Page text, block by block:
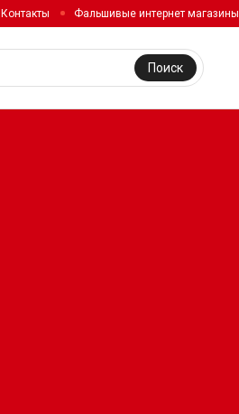
Контакты Фальшивые интернет магазины
Поиск